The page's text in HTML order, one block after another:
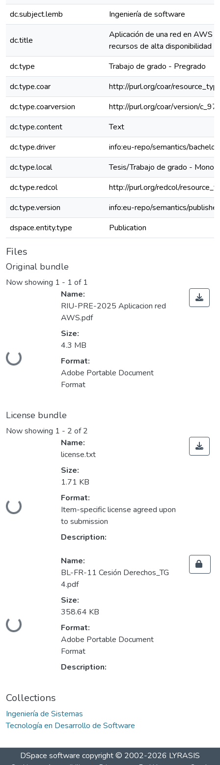
dc.subject.lemb
Ingeniería de software
dc.title
Aplicación de una red en AWS
recursos de alta disponibilidad
dc.type
Trabajo de grado - Pregrado
dc.type.coar
http://purl.org/coar/
dc.type.coarversion
http://purl.org/coar/version/
dc.type.content
Text
dc.type.driver
info:eu-repo/semantics/
dc.type.local
Tesis/Trabajo de grado -
dc.type.redcol
http://purl.org/redcol/
dc.type.version
info:eu-repo/semantics/
dspace.entity.type
Publication
Files
Original bundle
Now showing 1 - 1 of 1
Loading...
Name:
RIU-PRE-2025 Aplicacion red
AWS.pdf
Size:
4.3 MB
Format:
Adobe Portable Document
Format
License bundle
Now showing 1 - 2 of 2
Loading...
Name:
license.txt
Size:
1.71 KB
Format:
Item-specific license agreed upon
to submission
Description:
Loading...
Name:
BL-FR-11 Cesión Derechos_TG
4.pdf
Size:
358.64 KB
Format:
Adobe Portable Document
Format
Description:
Collections
Ingeniería de Sistemas
Tecnología en Desarrollo de Software
DSpace software copyright © 2002-2026 LYRASIS